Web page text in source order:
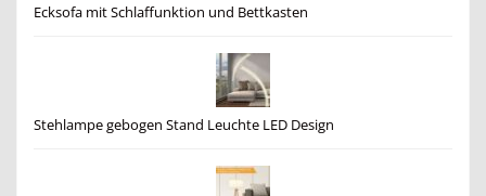
Ecksofa mit Schlaffunktion und Bettkasten
Stehlampe gebogen Stand Leuchte LED Design